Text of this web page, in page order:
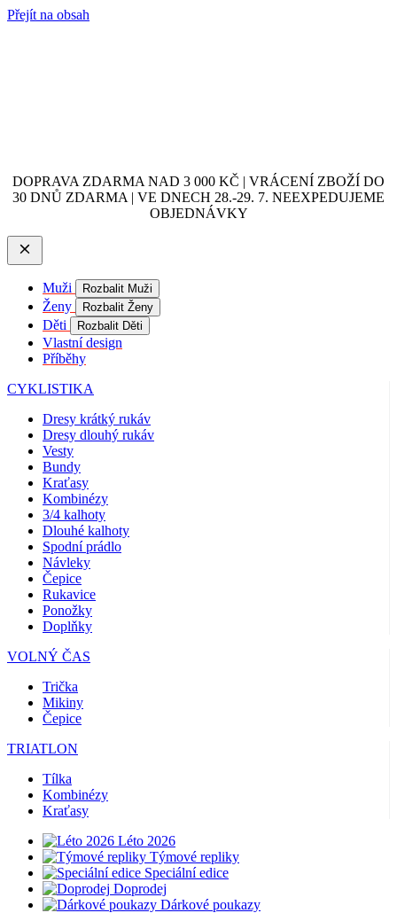
Přejít na obsah
DOPRAVA ZDARMA NAD 3 000 KČ | VRÁCENÍ ZBOŽÍ DO
30 DNŮ ZDARMA | VE DNECH 28.-29. 7. NEEXPEDUJEME
OBJEDNÁVKY
Muži Rozbalit Muži
Ženy Rozbalit Ženy
Děti Rozbalit Děti
Vlastní design
Příběhy
CYKLISTIKA
Dresy krátký rukáv
Dresy dlouhý rukáv
Vesty
Bundy
Kraťasy
Kombinézy
3/4 kalhoty
Dlouhé kalhoty
Spodní prádlo
Návleky
Čepice
Rukavice
Ponožky
Doplňky
VOLNÝ ČAS
Trička
Mikiny
Čepice
TRIATLON
Tílka
Kombinézy
Kraťasy
Léto 2026
Týmové repliky
Speciální edice
Doprodej
Dárkové poukazy